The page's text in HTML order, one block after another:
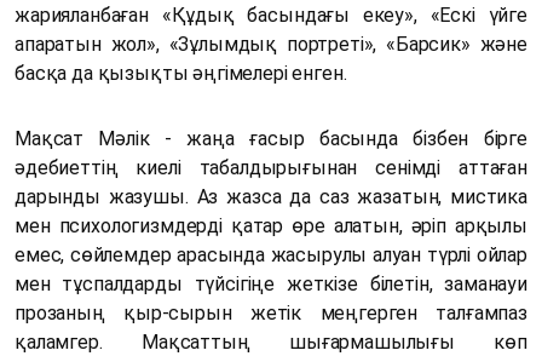
жарияланбаған «Құдық басындағы екеу», «Ескі үйге
апаратын жол», «Зұлымдық портреті», «Барсик» және
басқа да қызықты әңгімелері енген.
Мақсат Мәлік - жаңа ғасыр басында бізбен бірге
әдебиеттің киелі табалдырығынан сенімді аттаған
дарынды жазушы. Аз жазса да саз жазатын, мистика
мен психологизмдерді қатар өре алатын, әріп арқылы
емес, сөйлемдер арасында жасырулы алуан түрлі ойлар
мен тұспалдарды түйсігіңе жеткізе білетін, заманауи
прозаның қыр-сырын жетік меңгерген талғампаз
қаламгер. Мақсаттың шығармашылығы көп